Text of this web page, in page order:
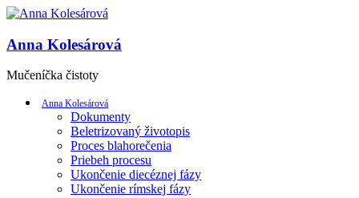
Anna Kolesárová
Mučeníčka čistoty
Anna Kolesárová
Dokumenty
Beletrizovaný životopis
Proces blahorečenia
Priebeh procesu
Ukončenie diecéznej fázy
Ukončenie rímskej fázy